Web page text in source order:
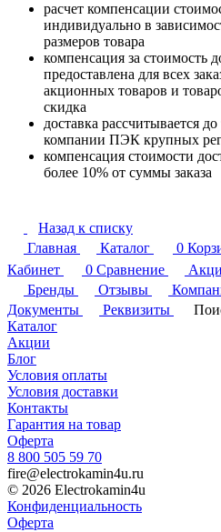
расчет компенсации
индивидуально в
размеров товара
компенсация за стоимость
предоставлена для всех
акционных товаров и
скидка
доставка рассчитывается
компании ПЭК крупных
компенсация стоимости
более 10% от суммы заказа
Назад к списку
Главная
Каталог 0
Кабинет
0 Сравнение
Бренды
Отзывы
Документы
Реквизиты
Каталог
Акции
Блог
Условия оплаты
Условия доставки
Контакты
Гарантия на товар
Оферта
8 800 505 59 70
fire@electrokamin4u.ru
© 2026 Electrokamin4u
Конфиденциальность
Оферта